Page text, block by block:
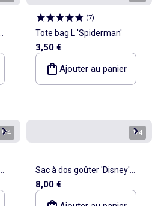
(7)
Tote bag L 'Spiderman'
3,50 €
Ajouter au panier
1/4 1/4
Sac à dos goûter 'Disney'
'Cars'
8,00 €